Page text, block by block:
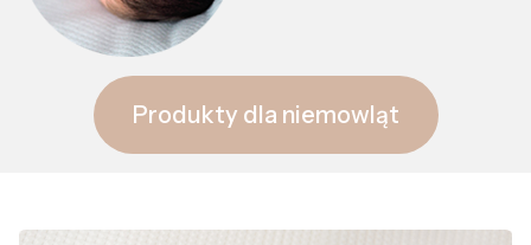
Produkty dla niemowląt